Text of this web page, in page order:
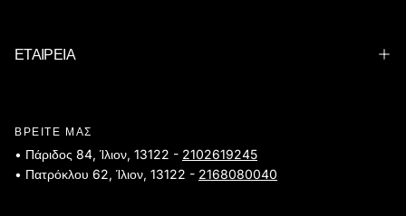
ΕΤΑΙΡΕΙΑ
ΒΡΕΙΤΕ ΜΑΣ
• Πάριδος 84, Ίλιον, 13122 - 2102619245
• Πατρόκλου 62, Ίλιον, 13122 - 2168080040